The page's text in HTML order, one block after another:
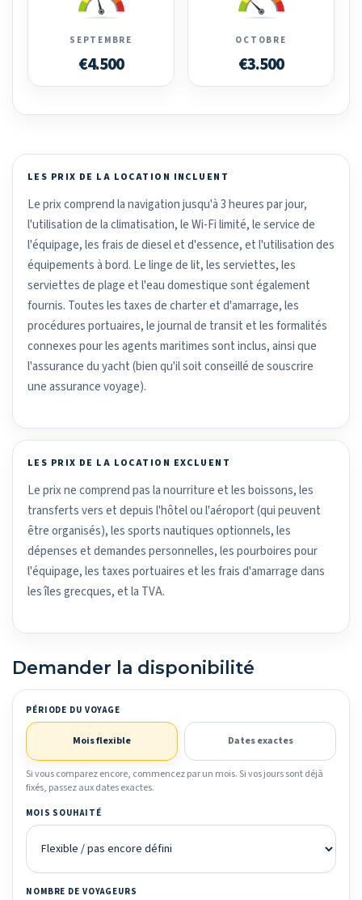
SEPTEMBRE
€4.500
OCTOBRE
€3.500
LES PRIX DE LA LOCATION INCLUENT
Le prix comprend la navigation jusqu'à 3 heures par jour,
l'utilisation de la climatisation, le Wi-Fi limité, le service de
l'équipage, les frais de diesel et d'essence, et l'utilisation des
équipements à bord. Le linge de lit, les serviettes, les
serviettes de plage et l'eau domestique sont également
fournis. Toutes les taxes de charter et d'amarrage, les
procédures portuaires, le journal de transit et les formalités
connexes pour les agents maritimes sont inclus, ainsi que
l'assurance du yacht (bien qu'il soit conseillé de souscrire
une assurance voyage).
LES PRIX DE LA LOCATION EXCLUENT
Le prix ne comprend pas la nourriture et les boissons, les
transferts vers et depuis l'hôtel ou l'aéroport (qui peuvent
être organisés), les sports nautiques optionnels, les
dépenses et demandes personnelles, les pourboires pour
l'équipage, les taxes portuaires et les frais d'amarrage dans
les îles grecques, et la TVA.
Demander la disponibilité
PÉRIODE DU VOYAGE
Mois flexible Dates exactes
Si vous comparez encore, commencez par un mois. Si vos jours sont déjà
fixés, passez aux dates exactes.
MOIS SOUHAITÉ
NOMBRE DE VOYAGEURS